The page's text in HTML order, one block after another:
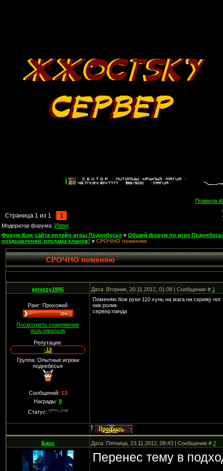
Правила
Страница 1 из 1
1
Модератор форума: Иван
Форум фан-сайта онлайн игры Поднебесье » Общий форум по игре
поздравления, реклама кланов! » СРОЧНО поменяю
СРОЧНО поменяю
extezzy1995 Дата: Вторник, 20.11.2012, 01:08 | Сообщение #1
Ранг: Прохожий
Посмотреть снаряжение
пользователя
Репутация:
-12
Группа: Опытные игроки
поднебесья
Сообщений: 13
Награды: 0
Статус:
Поменяю бож руки 110 хунь на мага на скрижу
ник:ролик
сервер:панда
Барс Дата: Пятница, 23.11.2012, 08:43 | Сообщение #2
Перенес тему в